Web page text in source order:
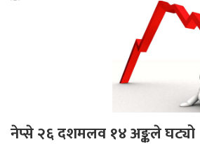
नेप्से २६ दशमलव १४ अङ्कले घट्यो